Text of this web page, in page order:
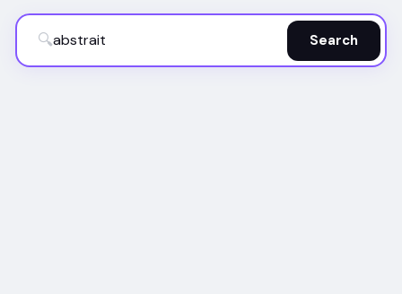
🔍 Search